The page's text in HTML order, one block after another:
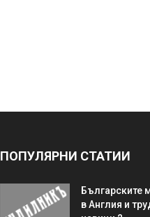
ПОПУЛЯРНИ СТАТИИ
Българските
в Англия и